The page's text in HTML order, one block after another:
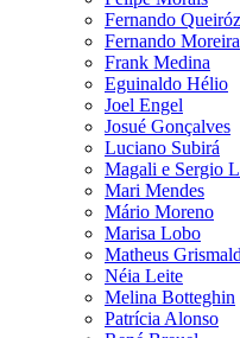
Fernando Queiróz
Fernando Moreira
Frank Medina
Eguinaldo Hélio
Joel Engel
Josué Gonçalves
Luciano Subirá
Magali e Sergio
Mari Mendes
Mário Moreno
Marisa Lobo
Matheus
Néia Leite
Melina Botteghin
Patrícia Alonso